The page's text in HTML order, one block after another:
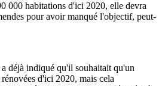
000 habitations d'ici 2020, elle devra
pour avoir manqué l'objectif, peut-
déjà indiqué qu'il souhaitait qu'un
d'ici 2020, mais cela